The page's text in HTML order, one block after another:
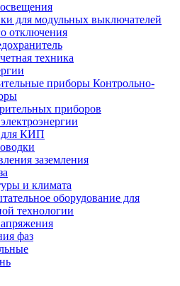
для модульных выключателей
отключения
техника
Контрольно-
приборов
для КИП
заземления
и климата
оборудование для
технологии
фаз